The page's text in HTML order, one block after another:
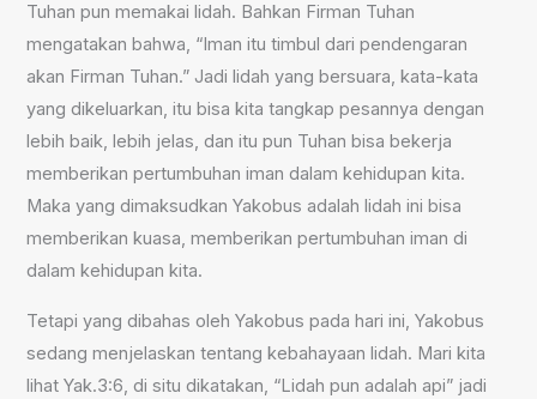
Tuhan pun memakai lidah. Bahkan Firman Tuhan
mengatakan bahwa, “Iman itu timbul dari pendengaran
akan Firman Tuhan.” Jadi lidah yang bersuara, kata-kata
yang dikeluarkan, itu bisa kita tangkap pesannya dengan
lebih baik, lebih jelas, dan itu pun Tuhan bisa bekerja
memberikan pertumbuhan iman dalam kehidupan kita.
Maka yang dimaksudkan Yakobus adalah lidah ini bisa
memberikan kuasa, memberikan pertumbuhan iman di
dalam kehidupan kita.
Tetapi yang dibahas oleh Yakobus pada hari ini, Yakobus
sedang menjelaskan tentang kebahayaan lidah. Mari kita
lihat Yak.3:6, di situ dikatakan, “Lidah pun adalah api” jadi